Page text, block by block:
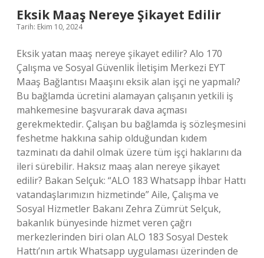
Eksik Maaş Nereye Şikayet Edilir
Tarih: Ekim 10, 2024
Eksik yatan maaş nereye şikayet edilir? Alo 170
Çalışma ve Sosyal Güvenlik İletişim Merkezi EYT
Maaş Bağlantısı Maaşını eksik alan işçi ne yapmalı?
Bu bağlamda ücretini alamayan çalışanın yetkili iş
mahkemesine başvurarak dava açması
gerekmektedir. Çalışan bu bağlamda iş sözleşmesini
feshetme hakkına sahip olduğundan kıdem
tazminatı da dahil olmak üzere tüm işçi haklarını da
ileri sürebilir. Haksız maaş alan nereye şikayet
edilir? Bakan Selçuk: “ALO 183 Whatsapp İhbar Hattı
vatandaşlarımızın hizmetinde” Aile, Çalışma ve
Sosyal Hizmetler Bakanı Zehra Zümrüt Selçuk,
bakanlık bünyesinde hizmet veren çağrı
merkezlerinden biri olan ALO 183 Sosyal Destek
Hattı’nın artık Whatsapp uygulaması üzerinden de